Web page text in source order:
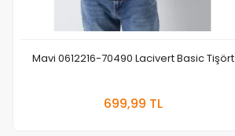
Mavi 0612216-70490 Lacivert Basic Tişört
699,99 TL